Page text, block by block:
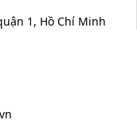
1, Hồ Chí Minh